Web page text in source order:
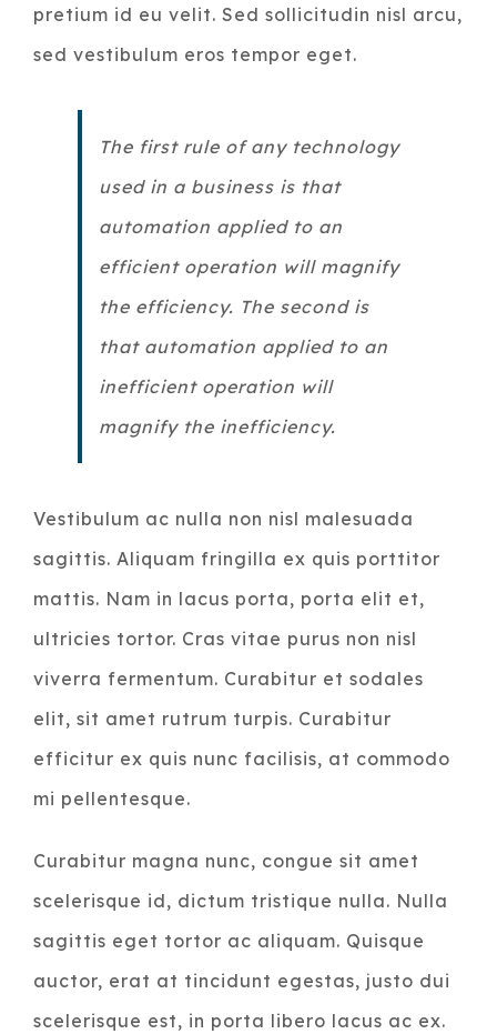
pretium id eu velit. Sed sollicitudin nisl arcu,
sed vestibulum eros tempor eget.
The first rule of any technology
used in a business is that
automation applied to an
efficient operation will magnify
the efficiency. The second is
that automation applied to an
inefficient operation will
magnify the inefficiency.
Vestibulum ac nulla non nisl malesuada
sagittis. Aliquam fringilla ex quis porttitor
mattis. Nam in lacus porta, porta elit et,
ultricies tortor. Cras vitae purus non nisl
viverra fermentum. Curabitur et sodales
elit, sit amet rutrum turpis. Curabitur
efficitur ex quis nunc facilisis, at commodo
mi pellentesque.
Curabitur magna nunc, congue sit amet
scelerisque id, dictum tristique nulla. Nulla
sagittis eget tortor ac aliquam. Quisque
auctor, erat at tincidunt egestas, justo dui
scelerisque est, in porta libero lacus ac ex.